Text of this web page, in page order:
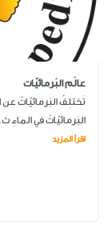
عالَم البَرمائيّات
تَختلِفُ البَرمائيّاتُ
البَرمائيّاتُ في الماءِ
اقرأ المزيد